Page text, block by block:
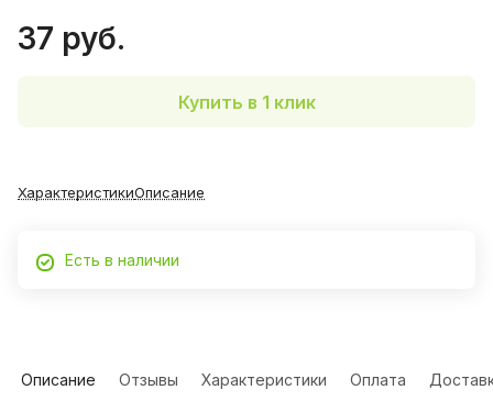
37 руб.
Купить в 1 клик
ХарактеристикиОписание
Есть в наличии
Описание Отзывы Характеристики Оплата